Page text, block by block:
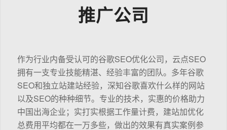
推广公司
作为行业内备受认可的谷歌SEO优化公司，云点SEO
拥有一支专业技能精湛、经验丰富的团队。多年谷歌
SEO和独立站建站经验，深知谷歌喜欢什么样的网站
以及SEO的种种细节。专业的技术，实惠的价格助力
中国出海企业；实打实根据工作量计费，建站加优化
总费用平均都在一万多些，做出的效果有真实案例参